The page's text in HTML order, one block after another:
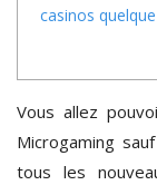
casinos
Vous allez
Microgaming
tous les